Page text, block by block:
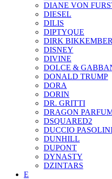
DIANE VON
DIESEL
DILIS
DIPTYQUE
DIRK
DISNEY
DIVINE
DOLCE &
DONALD TRUMP
DORA
DORIN
DR. GRITTI
DRAGON
DSQUARED2
DUCCIO
DUNHILL
DUPONT
DYNASTY
DZINTARS
E